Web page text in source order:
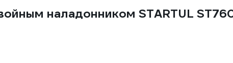
наладонником STARTUL